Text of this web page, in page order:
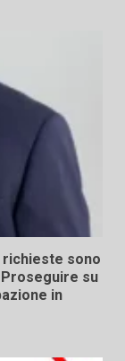
richieste sono
su
in